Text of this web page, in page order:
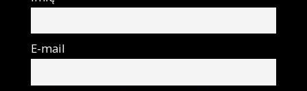
E-mail